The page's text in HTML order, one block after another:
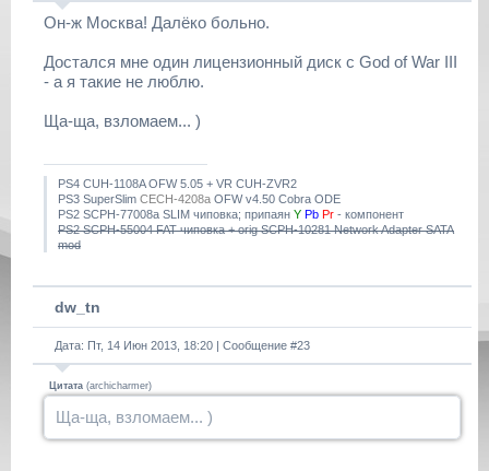
Он-ж Москва! Далёко больно.
Достался мне один лицензионный диск с God of War III
- а я такие не люблю.
Ща-ща, взломаем... )
PS4 CUH-1108A OFW 5.05 + VR CUH-ZVR2
PS3 SuperSlim CECH-4208a OFW v4.50 Cobra ODE
PS2 SCPH-77008a SLIM чиповка; припаян Y Pb Pr - компонент
PS2 SCPH-55004 FAT чиповка + orig SCPH-10281 Network Adapter SATA
mod
dw_tn
Дата: Пт, 14 Июн 2013, 18:20 | Сообщение #23
Цитата (archicharmer)
Ща-ща, взломаем... )